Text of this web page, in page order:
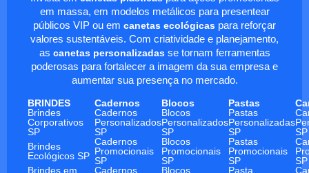
em massa, em modelos metálicos para presentear
públicos VIP ou em canetas ecológicas para reforçar
valores sustentáveis. Com criatividade e planejamento,
as canetas personalizadasse tornam ferramentas
poderosas para fortalecer a imagem da sua empresa e
aumentar sua presença no mercado.
BRINDES Cadernos Blocos Pastas
Brindes
Corporativos
SP
Cadernos
Personalizados
SP
Blocos
Personalizados
SP
Pastas
Personalizadas
SP
SP
Brindes
Ecológicos SP
Cadernos
Promocionais
SP
Blocos
Promocionais
SP
Pastas
Promocionais
SP
SP
Brindes em
Cadernos
Blocos
Pasta